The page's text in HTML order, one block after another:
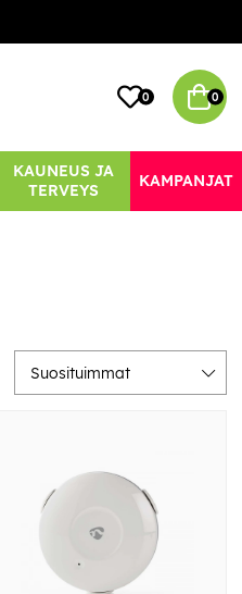
0 0
KAUNEUS JA
TERVEYS
KAMPANJAT
Suosituimmat